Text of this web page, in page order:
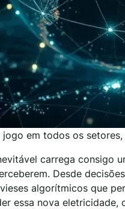
em todos os setores,
carrega consigo
Desde
algorítmicos que
essa nova